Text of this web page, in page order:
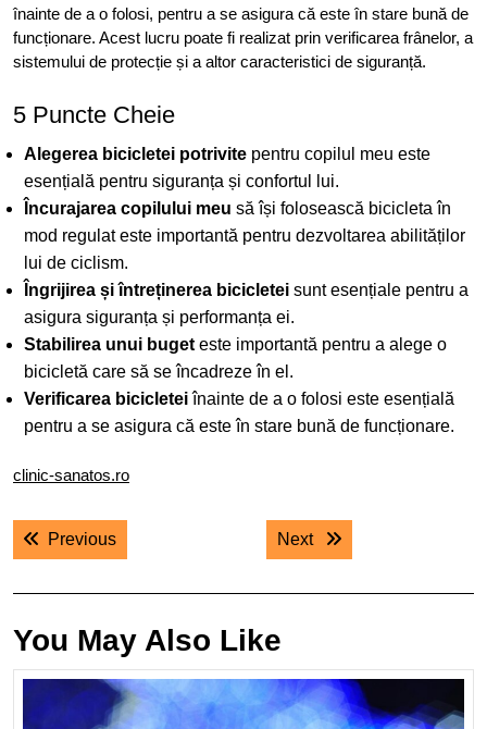
înainte de a o folosi, pentru a se asigura că este în stare bună de
funcționare. Acest lucru poate fi realizat prin verificarea frânelor, a
sistemului de protecție și a altor caracteristici de siguranță.
5 Puncte Cheie
Alegerea bicicletei potrivite pentru copilul meu este
esențială pentru siguranța și confortul lui.
Încurajarea copilului meu să își folosească bicicleta în
mod regulat este importantă pentru dezvoltarea abilităților
lui de ciclism.
Îngrijirea și întreținerea bicicletei sunt esențiale pentru a
asigura siguranța și performanța ei.
Stabilirea unui buget este importantă pentru a alege o
bicicletă care să se încadreze în el.
Verificarea bicicleteiînainte de a o folosi este esențială
pentru a se asigura că este în stare bună de funcționare.
clinic-sanatos.ro
Navigare
în
PreviousPrevious post: Next Next post:
You May Also Like